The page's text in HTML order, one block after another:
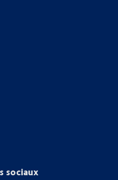
sociaux